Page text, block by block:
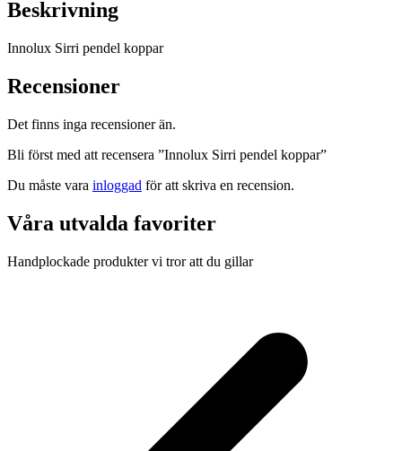
Beskrivning
Innolux Sirri pendel koppar
Recensioner
Det finns inga recensioner än.
Bli först med att recensera ”Innolux Sirri pendel koppar”
Du måste vara inloggad för att skriva en recension.
Våra utvalda favoriter
Handplockade produkter vi tror att du gillar